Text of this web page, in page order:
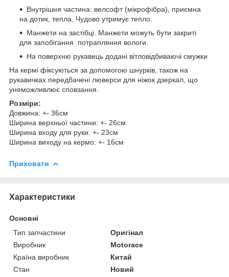
Внутрішня частина: велсофт (мікрофібра), приємна
на дотик, тепла. Чудово утримує тепло.
Манжети на застібці. Манжети можуть бути закриті
для запобігання потрапляння вологи.
На поверхню рукавиць додані вітловідбиваючі смужки
На кермі фіксуються за допомогою шнурків, також на
рукавичках передбачені люверси для ніжок дзеркал, що
унеможливлює сповзання.
Розміри:
Довжина: +- 36см
Ширина верхньої частини: +- 26см
Ширина входу для руки: +- 23см
Ширина виходу на кермо: +- 16см
Приховати
Характеристики
Основні
Тип запчастини
Оригінал
Виробник
Motorace
Країна виробник
Китай
Стан
Новий